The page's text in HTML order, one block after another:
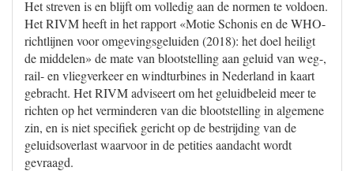
Het streven is en blijft om volledig aan de normen te voldoen.
Het RIVM heeft in het rapport «Motie Schonis en de WHO-
richtlijnen voor omgevingsgeluiden (2018): het doel heiligt
de middelen» de mate van blootstelling aan geluid van weg-,
rail- en vliegverkeer en windturbines in Nederland in kaart
gebracht. Het RIVM adviseert om het geluidbeleid meer te
richten op het verminderen van die blootstelling in algemene
zin, en is niet specifiek gericht op de bestrijding van de
geluidsoverlast waarvoor in de petities aandacht wordt
gevraagd.